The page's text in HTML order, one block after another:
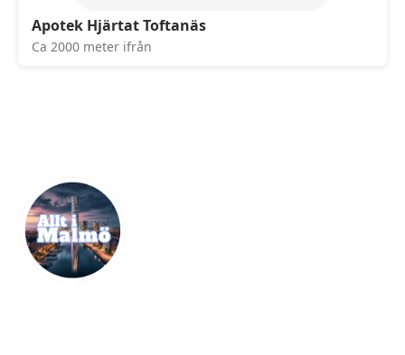
Apotek Hjärtat Toftanäs
Ca 2000 meter ifrån